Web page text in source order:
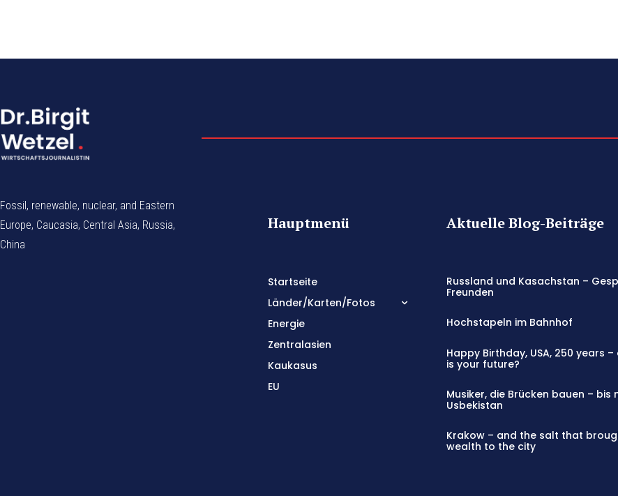
Fossil, renewable, nuclear, and Eastern
Europe, Caucasia, Central Asia, Russia,
China
Hauptmenü
Startseite
Länder/Karten/Fotos
Energie
Zentralasien
Kaukasus
EU
Aktuelle Blog-Beiträge
Russland und Kasachstan –
Freunden
Hochstapeln im Bahnhof
Happy Birthday, USA, 250 years
is your future?
Musiker, die Brücken bauen – bis
Usbekistan
Krakow – and the salt that
wealth to the city